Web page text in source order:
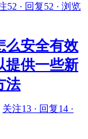
52 · 回复52 · 浏览
么安全有效
提供一些新
法
关注13 · 回复14 ·